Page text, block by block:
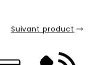
Suivant product